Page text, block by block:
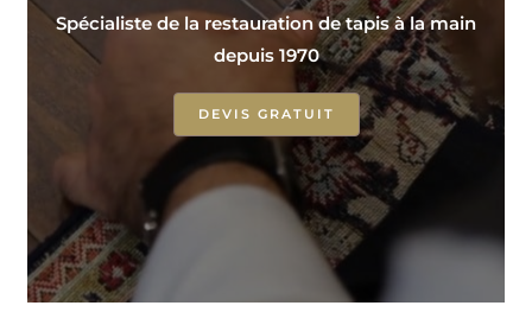
Spécialiste de la restauration de tapis à la main
depuis 1970
DEVIS GRATUIT